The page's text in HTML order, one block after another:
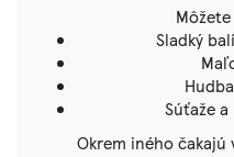
Sladký
Súťaže
Okrem iného čakajú